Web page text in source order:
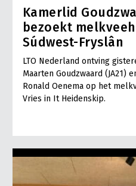
Kamerlid
bezoekt
Súdwest-Fryslân
LTO Nederland ontving
Maarten Goudzwaard (JA21)
Ronald Oenema op het
Vries in It Heidenskip.